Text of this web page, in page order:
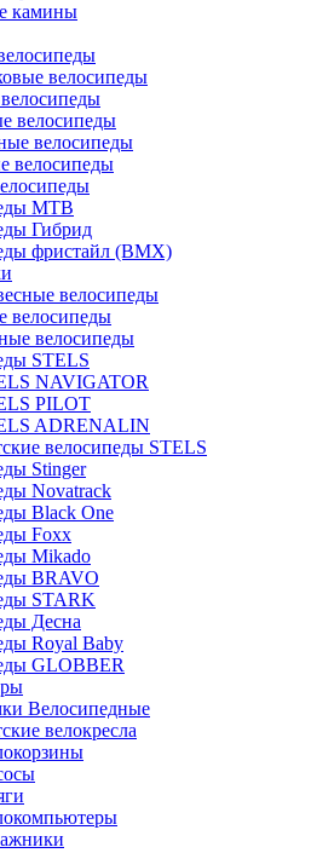
камины
велосипеды
велосипеды
велосипеды
велосипеды
MTB
Гибрид
фристайл (BMX)
велосипеды
велосипеды
велосипеды
STELS
NAVIGATOR
PILOT
ADRENALIN
велосипеды STELS
Stinger
Novatrack
Black One
Foxx
Mikado
BRAVO
STARK
Десна
Royal Baby
GLOBBER
Велосипедные
велокресла